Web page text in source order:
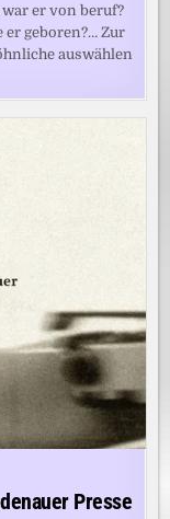
war er von beruf?
geboren?… Zur
auswählen
Presse